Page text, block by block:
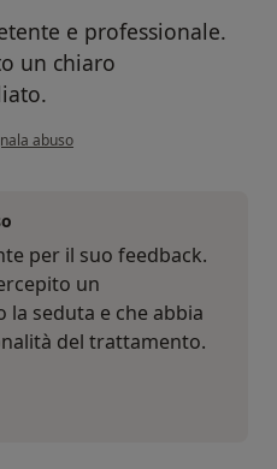
e professionale.
un chiaro
l'opinione dell'utente C.G.
abuso
per il suo feedback.
un
seduta e che abbia
del trattamento.